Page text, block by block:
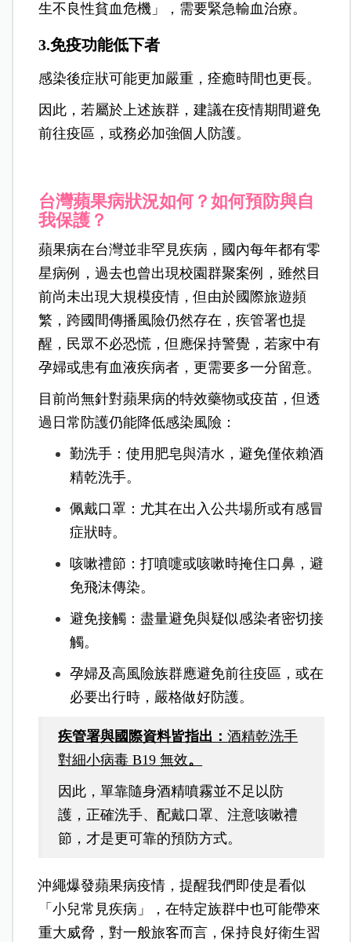
生不良性貧血危機」，需要緊急輸血治療。
3.免疫功能低下者
感染後症狀可能更加嚴重，痊癒時間也更長。
因此，若屬於上述族群，建議在疫情期間避免
前往疫區，或務必加強個人防護。
台灣蘋果病狀況如何？如何預防與自
我保護？
蘋果病在台灣並非罕見疾病，國內每年都有零
星病例，過去也曾出現校園群聚案例，雖然目
前尚未出現大規模疫情，但由於國際旅遊頻
繁，跨國間傳播風險仍然存在，疾管署也提
醒，民眾不必恐慌，但應保持警覺，若家中有
孕婦或患有血液疾病者，更需要多一分留意。
目前尚無針對蘋果病的特效藥物或疫苗，但透
過日常防護仍能降低感染風險：
勤洗手：使用肥皂與清水，避免僅依賴酒
精乾洗手。
佩戴口罩：尤其在出入公共場所或有感冒
症狀時。
咳嗽禮節：打噴嚏或咳嗽時掩住口鼻，避
免飛沫傳染。
避免接觸：盡量避免與疑似感染者密切接
觸。
孕婦及高風險族群應避免前往疫區，或在
必要出行時，嚴格做好防護。
疾管署與國際資料皆指出：酒精乾洗手
對細小病毒 B19 無效。
因此，單靠隨身酒精噴霧並不足以防
護，正確洗手、配戴口罩、注意咳嗽禮
節，才是更可靠的預防方式。
沖繩爆發蘋果病疫情，提醒我們即使是看似
「小兒常見疾病」，在特定族群中也可能帶來
重大威脅，對一般旅客而言，保持良好衛生習